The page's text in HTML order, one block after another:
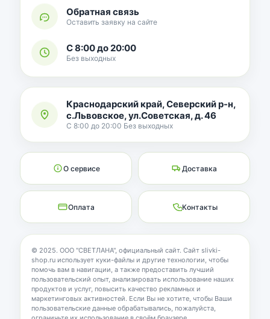
Обратная связь
Оставить заявку на сайте
С 8:00 до 20:00
Без выходных
Краснодарский край, Северский р-н,
с.Львовское, ул.Советская, д. 46
С 8:00 до 20:00 Без выходных
О сервисе Доставка
Оплата Контакты
© 2025. ООО "СВЕТЛАНА", официальный сайт. Сайт slivki-
shop.ru использует куки-файлы и другие технологии, чтобы
помочь вам в навигации, а также предоставить лучший
пользовательский опыт, анализировать использование наших
продуктов и услуг, повысить качество рекламных и
маркетинговых активностей. Если Вы не хотите, чтобы Ваши
пользовательские данные обрабатывались, пожалуйста,